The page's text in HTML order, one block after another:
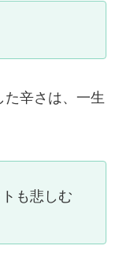
辛さは、一生
も悲しむ